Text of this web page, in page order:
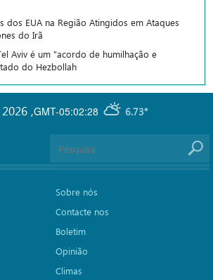
dos EUA na Região Atingidos em Ataques
do Irã
Aviv é um "acordo de humilhação e
do Hezbollah
GMT-05:02:28 6.73°
,
Sobre nós
Contacte nos
Boletim
Opinião
Climas